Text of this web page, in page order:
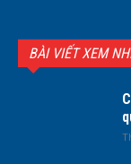
BÀI VIẾT XEM